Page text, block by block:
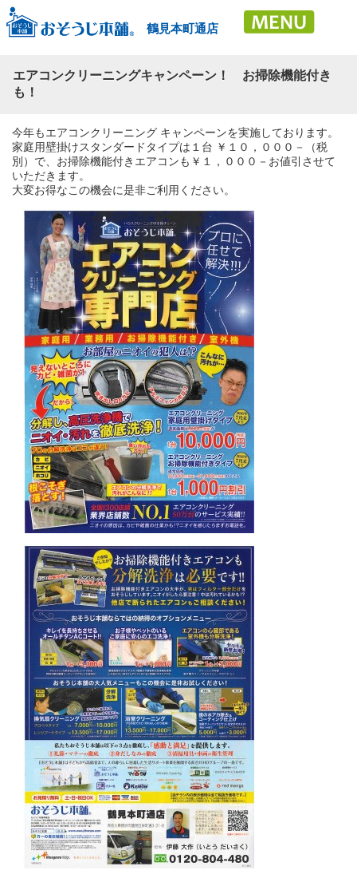
鶴見本町通店
エアコンクリーニングキャンペーン！ お掃除機能付き
も！
今年もエアコンクリーニング キャンペーンを実施しております。
家庭用壁掛けスタンダードタイプは１台 ￥１０，０００－（税
別）で、お掃除機能付きエアコンも￥１，０００－お値引させて
いただきます。
大変お得なこの機会に是非ご利用ください。